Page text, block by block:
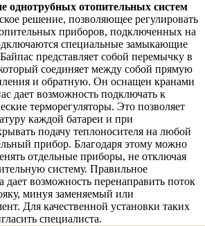
однотрубных отопительных систем
решение, позволяющее регулировать
приборов, подключенных на
специальные замыкающие
представляет собой перемычку в
соединяет между собой прямую
и обратную. Он оснащен кранами
дает возможность подключать к
терморегуляторы. Это позволяет
каждой батареи и при
подачу теплоносителя на любой
прибор. Благодаря этому можно
отдельные приборы, не отключая
систему. Правильное
дает возможность перенаправить поток
минуя заменяемый или
Для качественной установки таких
специалиста.